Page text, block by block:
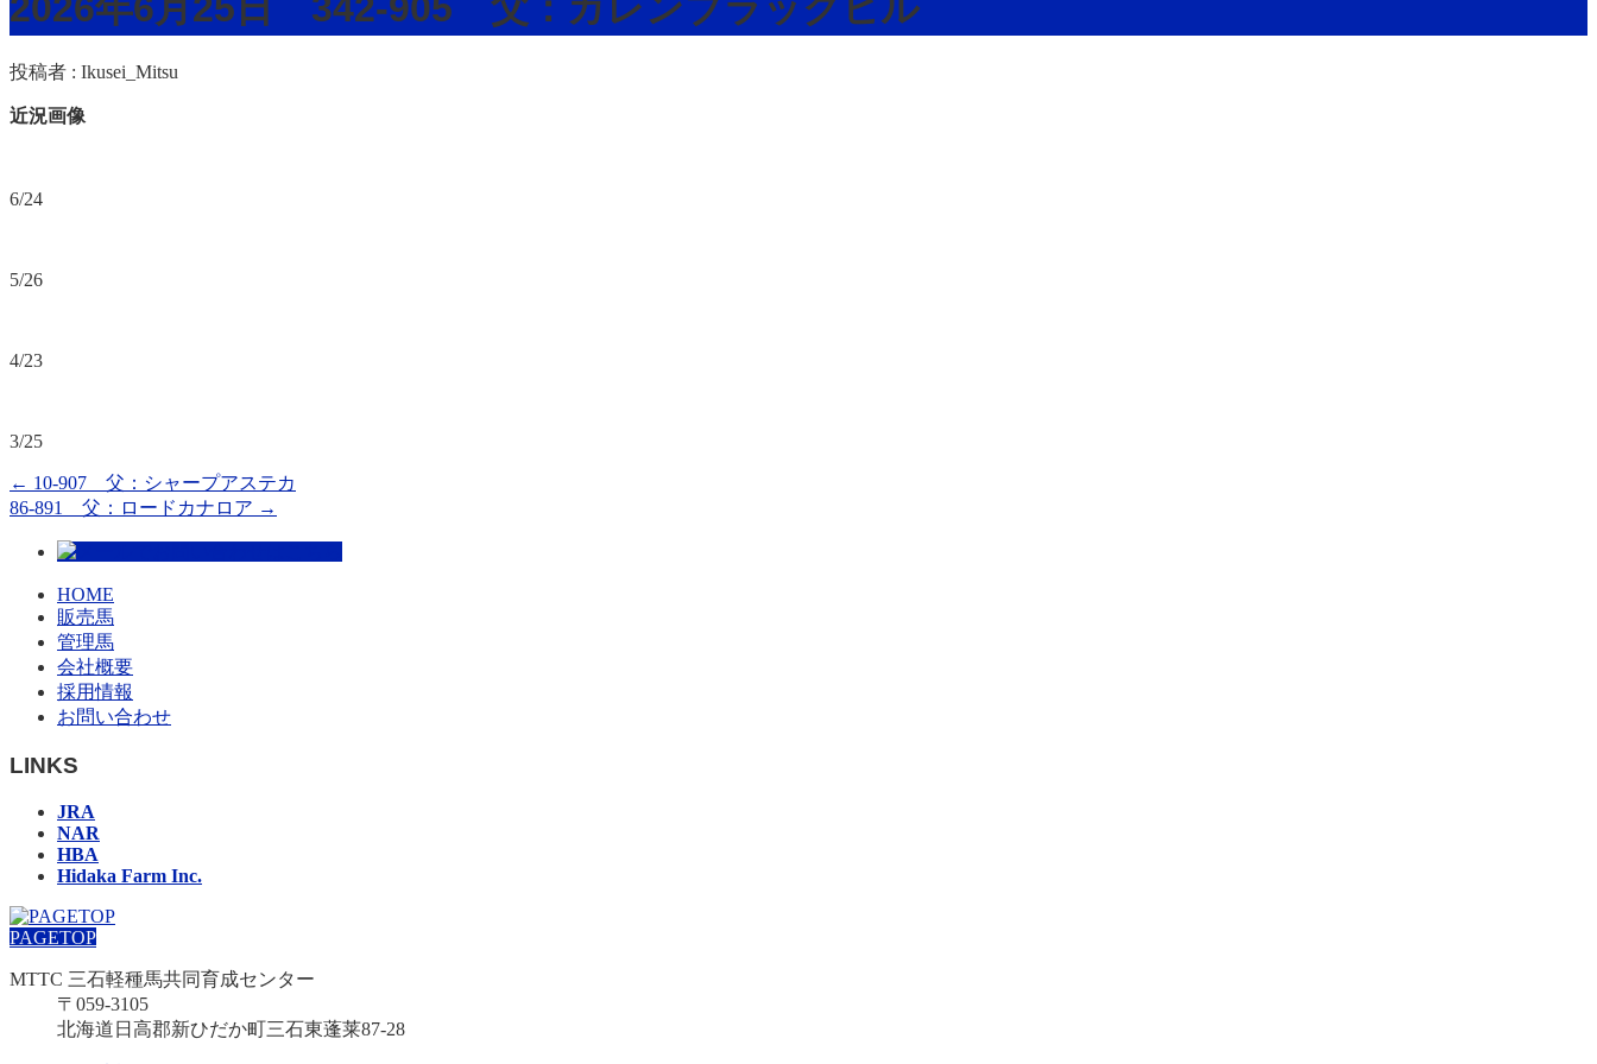
投稿者 : Ikusei_Mitsu
近況画像
6/24
5/26
4/23
3/25
← 10-907 父：シャープアステカ
86-891 父：ロードカナロア →
HOME
販売馬
管理馬
会社概要
採用情報
お問い合わせ
LINKS
JRA
NAR
HBA
Hidaka Farm Inc.
PAGETOP
MTTC 三石軽種馬共同育成センター
〒059-3105
北海道日高郡新ひだか町三石東蓬莱87-28